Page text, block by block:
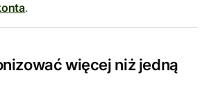
.
więcej niż jedną